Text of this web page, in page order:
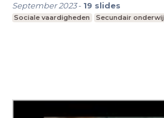
September 2023- 19 slides
Sociale vaardigheden Secundair